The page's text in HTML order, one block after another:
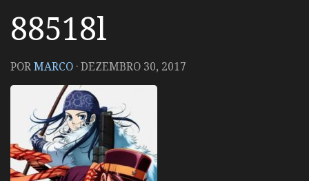
88518l
PORMARCO ·DEZEMBRO 30, 2017